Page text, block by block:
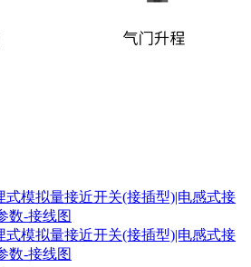
式模拟量接近开关(接插型)|电感式接
数-接线图
式模拟量接近开关(接插型)|电感式接
数-接线图